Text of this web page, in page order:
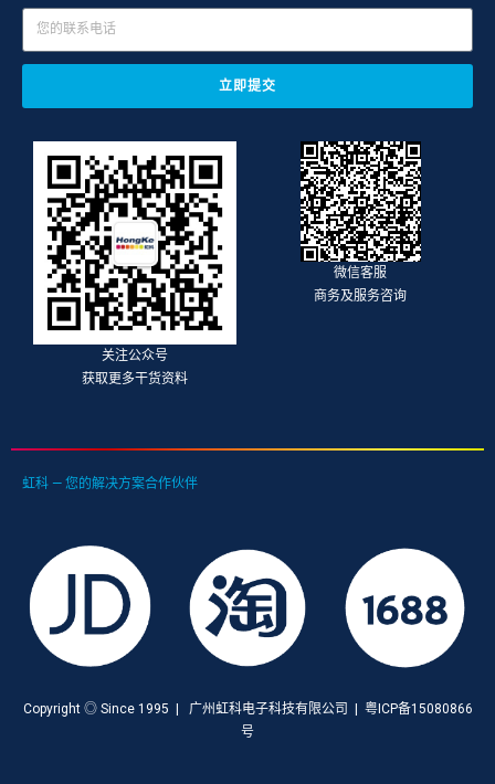
立即提交
关注公众号
获取更多干货资料
微信客服
商务及服务咨询
虹科 — 您的解决方案合作伙伴
Copyright ◎ Since 1995 | 广州虹科电子科技有限公司 | 粤ICP备15080866
号